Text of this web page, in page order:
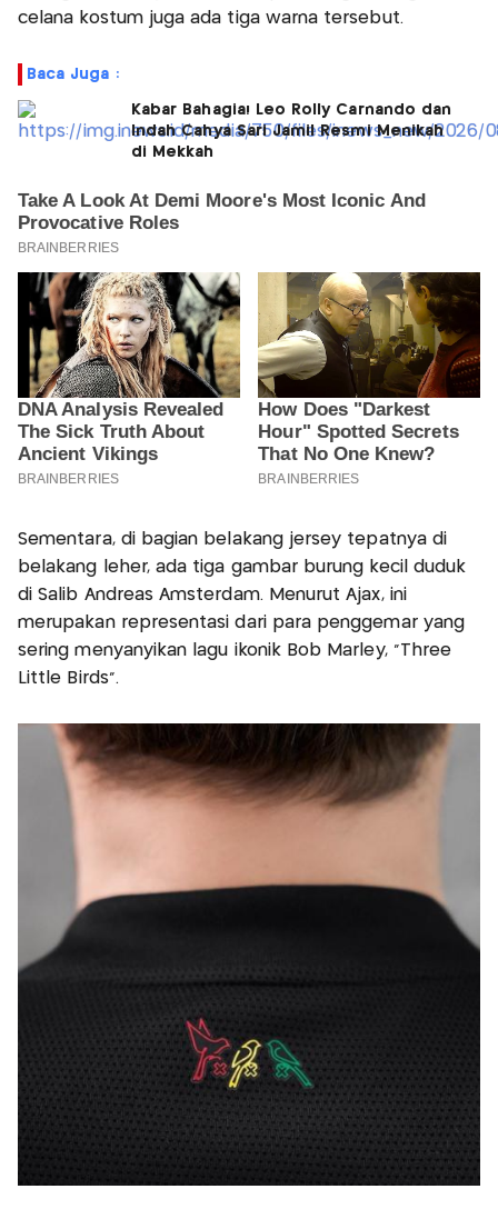
celana kostum juga ada tiga warna tersebut.
Baca Juga :
Kabar Bahagia! Leo Rolly Carnando dan
Indah Cahya Sari Jamil Resmi Menikah
di Mekkah
Sementara, di bagian belakang jersey tepatnya di
belakang leher, ada tiga gambar burung kecil duduk
di Salib Andreas Amsterdam. Menurut Ajax, ini
merupakan representasi dari para penggemar yang
sering menyanyikan lagu ikonik Bob Marley, “Three
Little Birds”.